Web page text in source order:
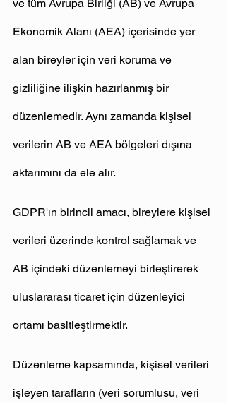
ve tüm Avrupa Birliği (AB) ve Avrupa
Ekonomik Alanı (AEA) içerisinde yer
alan bireyler için veri koruma ve
gizliliğine ilişkin hazırlanmış bir
düzenlemedir. Aynı zamanda kişisel
verilerin AB ve AEA bölgeleri dışına
aktarımını da ele alır.
GDPR'ın birincil amacı, bireylere kişisel
verileri üzerinde kontrol sağlamak ve
AB içindeki düzenlemeyi birleştirerek
uluslararası ticaret için düzenleyici
ortamı basitleştirmektir.
Düzenleme kapsamında, kişisel verileri
işleyen tarafların (veri sorumlusu, veri